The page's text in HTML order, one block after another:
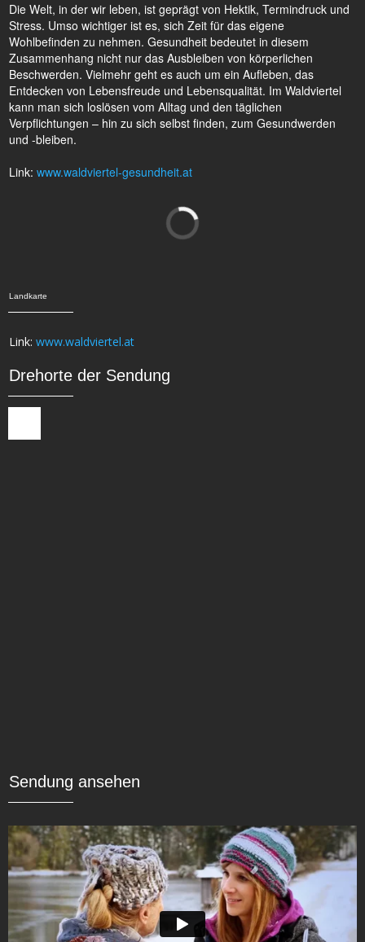
Die Welt, in der wir leben, ist geprägt von Hektik, Termindruck und
Stress. Umso wichtiger ist es, sich Zeit für das eigene
Wohlbefinden zu nehmen. Gesundheit bedeutet in diesem
Zusammenhang nicht nur das Ausbleiben von körperlichen
Beschwerden. Vielmehr geht es auch um ein Aufleben, das
Entdecken von Lebensfreude und Lebensqualität. Im Waldviertel
kann man sich loslösen vom Alltag und den täglichen
Verpflichtungen – hin zu sich selbst finden, zum Gesundwerden
und -bleiben.
Link: www.waldviertel-gesundheit.at
Landkarte
Link: www.waldviertel.at
Drehorte der Sendung
Sendung ansehen